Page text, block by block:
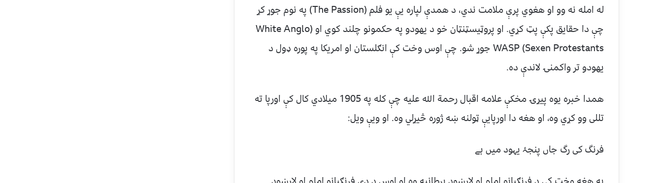
له امله نه وو او هغوي پرې ملامت ندي، د همدې لپاره یې یو فلم (The Passion) په نوم جوړ کړ
چې دا حقایق پکې پټ کړي. او پروټیسټنټان خو د یهودو په حکمونو چلند کوي او (White Anglo
Sexen Protestants) WASP جوړ شو. چې اوس وخت کې انګلستان او امریکا په پوره ډول د
یهودو تر واکمنۍ لاندې ده.
همدا خبره یوه پیړۍ مخکې علامه اقبال رحمة الله علیه چې کله په 1905 میلادي کال کې اورپا ته
تللی وو کړي وه، او هغه دا اورپایې ټولنه ښه ژوره څیړلي وه. او ویې ویل:
فرنگ کی رگ جاں پنجۂ یہود میں ہے